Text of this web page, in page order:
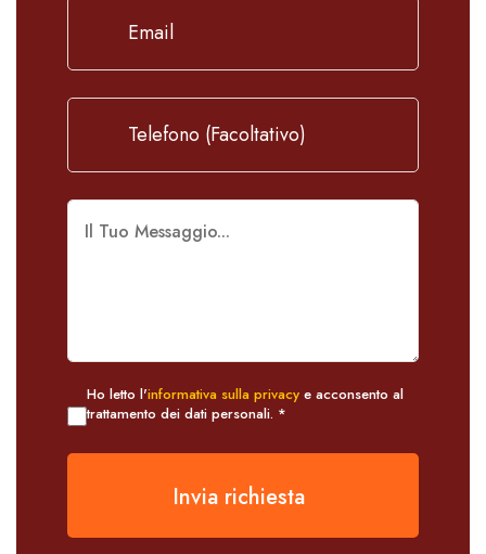
Ho letto l'informativa sulla privacy e acconsento al
trattamento dei dati personali. *
Invia richiesta